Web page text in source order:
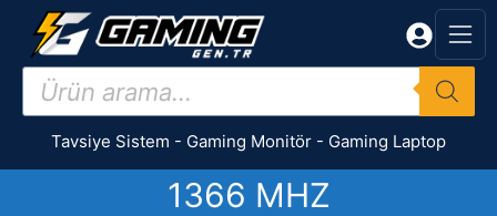
İçeriğe
Products
search
Tavsiye Sistem - Gaming Monitör - Gaming Laptop
1366 MHZ